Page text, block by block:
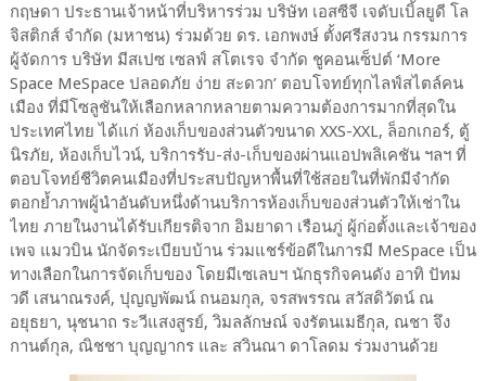
กฤษดา ประธานเจ้าหน้าที่บริหารร่วม บริษัท เอสซีจี เจดับเบิ้ลยูดี โล
จิสติกส์ จำกัด (มหาชน) ร่วมด้วย ดร. เอกพงษ์ ตั้งศรีสงวน กรรมการ
ผู้จัดการ บริษัท มีสเปซ เซลฟ์ สโตเรจ จำกัด ชูคอนเซ็ปต์ ‘More
Space MeSpace ปลอดภัย ง่าย สะดวก’ ตอบโจทย์ทุกไลฟ์สไตล์คน
เมือง ที่มีโซลูชันให้เลือกหลากหลายตามความต้องการมากที่สุดใน
ประเทศไทย ได้แก่ ห้องเก็บของส่วนตัวขนาด XXS-XXL, ล็อกเกอร์, ตู้
นิรภัย, ห้องเก็บไวน์, บริการรับ-ส่ง-เก็บของผ่านแอปพลิเคชัน ฯลฯ ที่
ตอบโจทย์ชีวิตคนเมืองที่ประสบปัญหาพื้นที่ใช้สอยในที่พักมีจำกัด
ตอกย้ำภาพผู้นำอันดับหนึ่งด้านบริการห้องเก็บของส่วนตัวให้เช่าใน
ไทย ภายในงานได้รับเกียรติจาก อิมยาดา เรือนภู่ ผู้ก่อตั้งและเจ้าของ
เพจ แมวบิน นักจัดระเบียบบ้าน ร่วมแชร์ข้อดีในการมี MeSpace เป็น
ทางเลือกในการจัดเก็บของ โดยมีเซเลบฯ นักธุรกิจคนดัง อาทิ ปัทม
วดี เสนาณรงค์, ปุญญพัฒน์ ถนอมกุล, จรสพรรณ สวัสดิวัตน์ ณ
อยุธยา, นุชนาถ ระวีแสงสูรย์, วิมลลักษณ์ จงรัตนเมธีกุล, ณชา จึง
กานต์กุล, ณิชชา บุญญากร และ สวินณา ดาโลดม ร่วมงานด้วย